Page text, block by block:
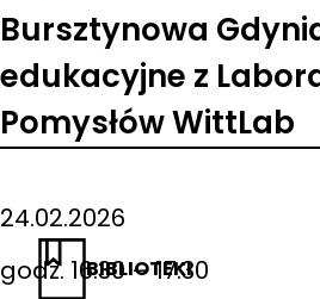
BIBLIOTEKI
Bursztynowa
edukacyjne z
Pomysłów WittLab
24.02.2026
godz. 16:30 – 17:30